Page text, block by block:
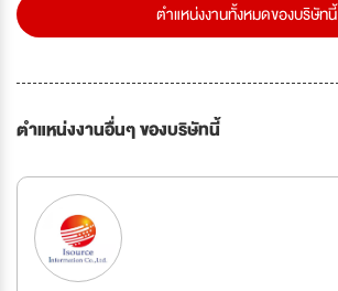
ตำแหน่งงานทั้งหมดของบริษัทนี้
ตำแหน่งงานอื่นๆ ของบริษัทนี้